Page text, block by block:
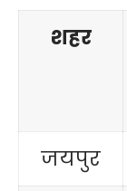
शहर
जयपुर